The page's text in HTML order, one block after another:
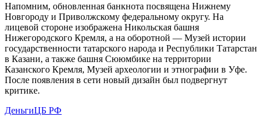
Напомним, обновленная банкнота посвящена Нижнему
Новгороду и Приволжскому федеральному округу. На
лицевой стороне изображена Никольская башня
Нижегородского Кремля, а на оборотной — Музей истории
государственности татарского народа и Республики Татарстан
в Казани, а также башня Сююмбике на территории
Казанского Кремля, Музей археологии и этнографии в Уфе.
После появления в сети новый дизайн был подвергнут
критике.
ДеньгиЦБ РФ